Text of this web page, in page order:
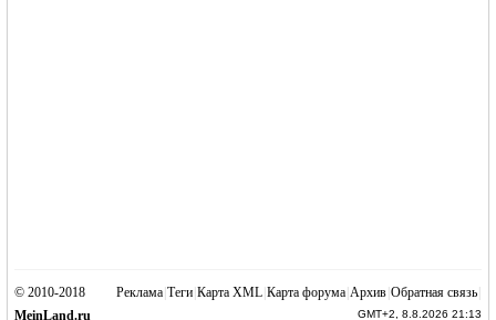
Реклама Теги Карта XML Карта форума Архив Обратная связь
GMT+2, 8.8.2026 21:13
© 2010-2018
MeinLand.ru